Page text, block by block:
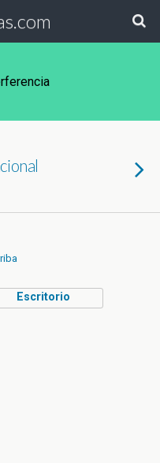
Escritorio